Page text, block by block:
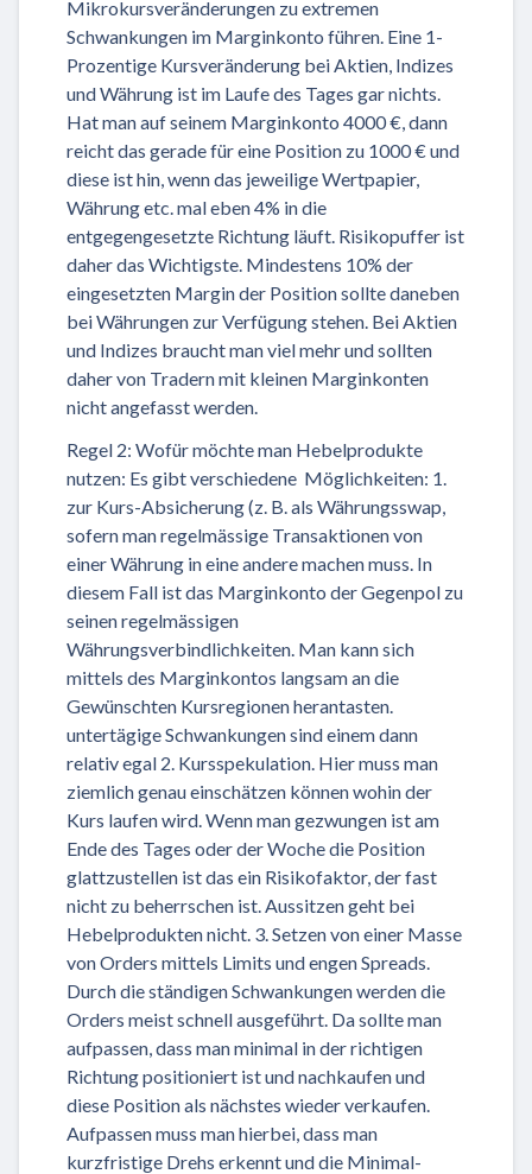
Mikrokursveränderungen zu extremen
Schwankungen im Marginkonto führen. Eine 1-
Prozentige Kursveränderung bei Aktien, Indizes
und Währung ist im Laufe des Tages gar nichts.
Hat man auf seinem Marginkonto 4000 €, dann
reicht das gerade für eine Position zu 1000 € und
diese ist hin, wenn das jeweilige Wertpapier,
Währung etc. mal eben 4% in die
entgegengesetzte Richtung läuft. Risikopuffer ist
daher das Wichtigste. Mindestens 10% der
eingesetzten Margin der Position sollte daneben
bei Währungen zur Verfügung stehen. Bei Aktien
und Indizes braucht man viel mehr und sollten
daher von Tradern mit kleinen Marginkonten
nicht angefasst werden.
Regel 2: Wofür möchte man Hebelprodukte
nutzen: Es gibt verschiedene Möglichkeiten: 1.
zur Kurs-Absicherung (z. B. als Währungsswap,
sofern man regelmässige Transaktionen von
einer Währung in eine andere machen muss. In
diesem Fall ist das Marginkonto der Gegenpol zu
seinen regelmässigen
Währungsverbindlichkeiten. Man kann sich
mittels des Marginkontos langsam an die
Gewünschten Kursregionen herantasten.
untertägige Schwankungen sind einem dann
relativ egal 2. Kursspekulation. Hier muss man
ziemlich genau einschätzen können wohin der
Kurs laufen wird. Wenn man gezwungen ist am
Ende des Tages oder der Woche die Position
glattzustellen ist das ein Risikofaktor, der fast
nicht zu beherrschen ist. Aussitzen geht bei
Hebelprodukten nicht. 3. Setzen von einer Masse
von Orders mittels Limits und engen Spreads.
Durch die ständigen Schwankungen werden die
Orders meist schnell ausgeführt. Da sollte man
aufpassen, dass man minimal in der richtigen
Richtung positioniert ist und nachkaufen und
diese Position als nächstes wieder verkaufen.
Aufpassen muss man hierbei, dass man
kurzfristige Drehs erkennt und die Minimal-